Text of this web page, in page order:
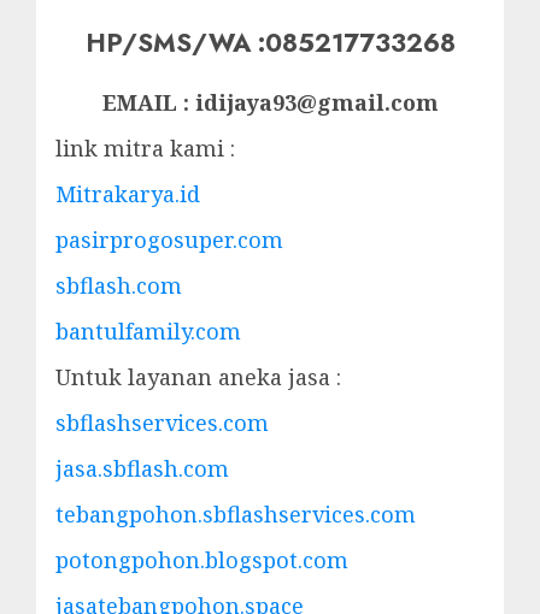
HP/SMS/WA :085217733268
EMAIL : idijaya93@gmail.com
link mitra kami :
Mitrakarya.id
pasirprogosuper.com
sbflash.com
bantulfamily.com
Untuk layanan aneka jasa :
sbflashservices.com
jasa.sbflash.com
tebangpohon.sbflashservices.com
potongpohon.blogspot.com
jasatebangpohon.space